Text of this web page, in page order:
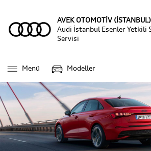
AVEK OTOMOTİV (İSTANBUL)
Audi İstanbul Esenler Yetkili
Servisi
Menü Modeller